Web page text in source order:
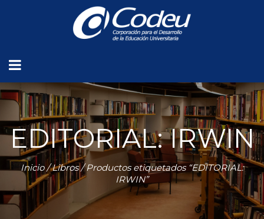
EDITORIAL: IRWIN
Inicio/Libros/ Productos etiquetados “EDITORIAL:
IRWIN”